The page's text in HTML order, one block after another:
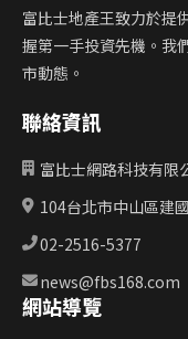
富比士地產王致力於提
握第一手投資先機。我
市動態。
聯絡資訊
富比士網路科技有限
104台北市中山區建
02-2516-5377
news@fbs168.com
網站導覽